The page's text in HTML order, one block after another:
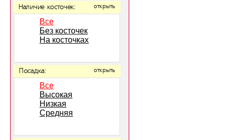
Наличие косточек: открыть
Все
Без косточек
На косточках
Посадка: открыть
Все
Высокая
Низкая
Средняя